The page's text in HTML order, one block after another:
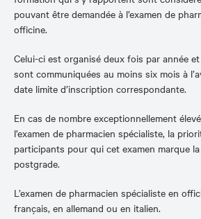
pouvant être demandée à l’examen de
officine.
Celui-ci est organisé deux fois par année et
sont communiquées au moins six mois à
date limite d’inscription correspondante.
En cas de nombre exceptionnellement
l’examen de pharmacien spécialiste, la
participants pour qui cet examen marque
postgrade.
L’examen de pharmacien spécialiste en
français, en allemand ou en italien.